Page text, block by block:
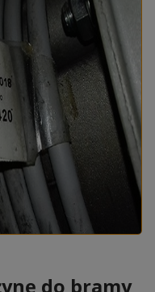
do bramy